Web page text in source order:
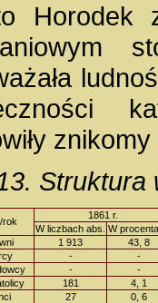
Horodek
rok
1861 r.
W liczbach abs. W
1 913
43, 8
-
-
-
-
181
4, 1
27 0, 6